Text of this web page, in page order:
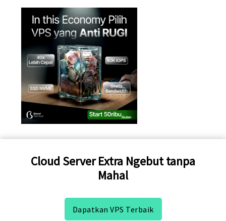
Share
Cloud Server Extra Ngebut tanpa
Mahal
Dapatkan VPS Terbaik